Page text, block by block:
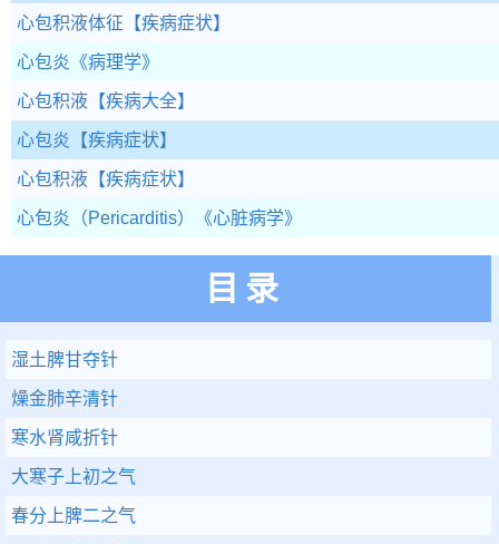
心包积液体征 【疾病症状】
心包炎 《病理学》
心包积液 【疾病大全】
心包炎 【疾病症状】
心包积液 【疾病症状】
心包炎（Pericarditis） 《心脏病学》
目录
湿土脾甘夺针
燥金肺辛清针
寒水肾咸折针
大寒子上初之气
春分上脾二之气